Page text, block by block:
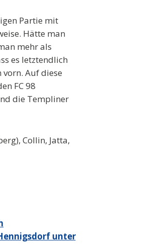
Partie mit
Hätte man
mehr als
es letztendlich
Auf diese
FC 98
die Templiner
Collin, Jatta,
unter